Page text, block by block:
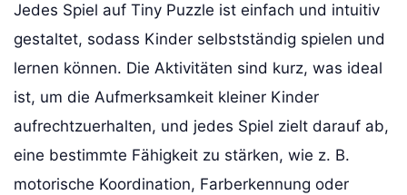
Jedes Spiel auf Tiny Puzzle ist einfach und intuitiv
gestaltet, sodass Kinder selbstständig spielen und
lernen können. Die Aktivitäten sind kurz, was ideal
ist, um die Aufmerksamkeit kleiner Kinder
aufrechtzuerhalten, und jedes Spiel zielt darauf ab,
eine bestimmte Fähigkeit zu stärken, wie z. B.
motorische Koordination, Farberkennung oder